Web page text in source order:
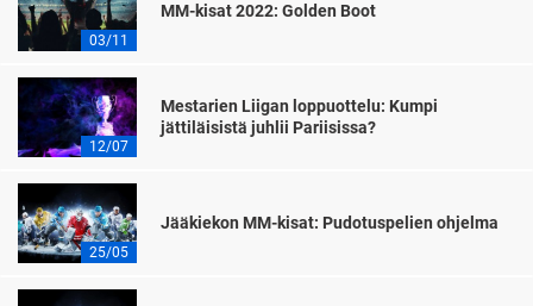
03/11
MM-kisat 2022: Golden Boot
12/07
Mestarien Liigan loppuottelu: Kumpi
jättiläisistä juhlii Pariisissa?
25/05
Jääkiekon MM-kisat: Pudotuspelien ohjelma